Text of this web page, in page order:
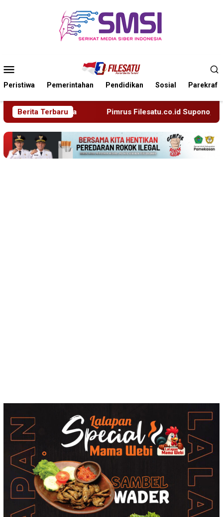
Mobile
Peristiwa Pemerintahan Pendidikan Sosial Parekraf
Berita Terbaru
Pimrus Filesatu.co.id Supono, S.H. Menuju Tanah Suci,